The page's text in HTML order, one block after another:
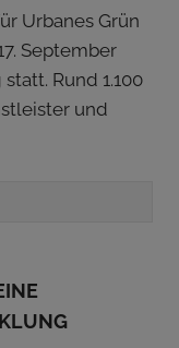
Urbanes Grün
September
Rund 1.100
und